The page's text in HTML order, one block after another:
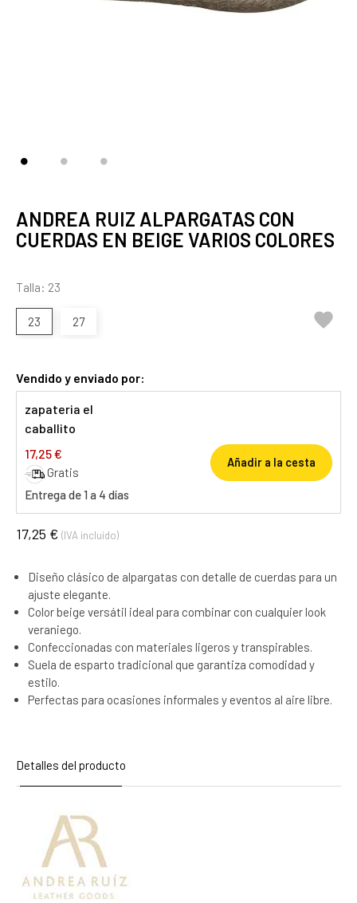
ANDREA RUIZ ALPARGATAS CON
CUERDAS EN BEIGE VARIOS COLORES
Talla: 23
23 27 
Vendido y enviado por:
zapateria el
caballito
17,25 €
Gratis
Entrega de 1 a 4 días
Añadir a la cesta
17,25 € (IVA incluido)
Diseño clásico de alpargatas con detalle de cuerdas para un
ajuste elegante.
Color beige versátil ideal para combinar con cualquier look
veraniego.
Confeccionadas con materiales ligeros y transpirables.
Suela de esparto tradicional que garantiza comodidad y
estilo.
Perfectas para ocasiones informales y eventos al aire libre.
Detalles del producto